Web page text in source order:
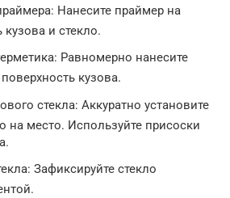
Нанесите праймер на
кузова и стекло.
Равномерно нанесите
кузова.
стекла: Аккуратно установите
на место. Используйте присоски
Зафиксируйте стекло